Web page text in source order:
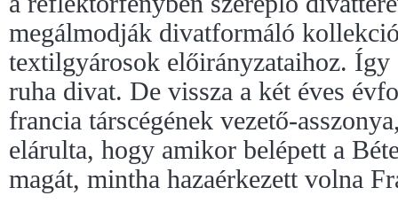
megálmodják divatformáló
textilgyárosok előirányzataihoz. Így
ruha divat. De vissza a két éves
francia társcégének vezető-
elárulta, hogy amikor belépett a
magát, mintha hazaérkezett volna